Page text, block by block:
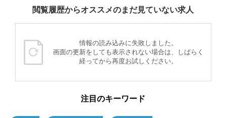
閲覧履歴からオススメのまだ見ていない求人
情報の読み込みに失敗しました。
画面の更新をしても表示されない場合は、しばらく
経ってから再度お試しください。
注目のキーワード